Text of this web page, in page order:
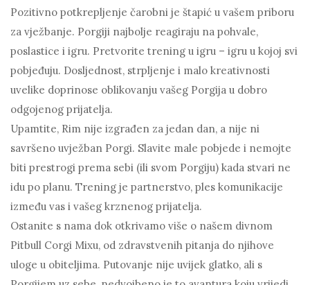
Pozitivno potkrepljenje čarobni je štapić u vašem priboru
za vježbanje. Porgiji najbolje reagiraju na pohvale,
poslastice i igru. Pretvorite trening u igru ​​– igru ​​u kojoj svi
pobjeđuju. Dosljednost, strpljenje i malo kreativnosti
uvelike doprinose oblikovanju vašeg Porgija u dobro
odgojenog prijatelja.
Upamtite, Rim nije izgrađen za jedan dan, a nije ni
savršeno uvježban Porgi. Slavite male pobjede i nemojte
biti prestrogi prema sebi (ili svom Porgiju) kada stvari ne
idu po planu. Trening je partnerstvo, ples komunikacije
između vas i vašeg krznenog prijatelja.
Ostanite s nama dok otkrivamo više o našem divnom
Pitbull Corgi Mixu, od zdravstvenih pitanja do njihove
uloge u obiteljima. Putovanje nije uvijek glatko, ali s